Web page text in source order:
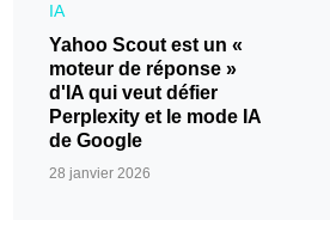
IA
Yahoo Scout est un «
moteur de réponse »
d'IA qui veut défier
Perplexity et le mode IA
de Google
28 janvier 2026